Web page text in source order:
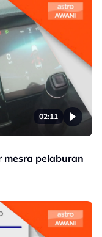
02:11
mesra pelaburan